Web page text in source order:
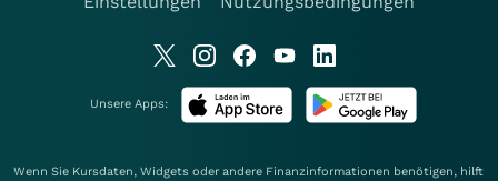
Unsere Apps:
Wenn Sie Kursdaten, Widgets oder andere Finanzinformationen benötigen, hilft